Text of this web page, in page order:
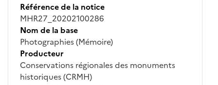
Référence de la notice
MHR27_20202100286
Nom de la base
Photographies (Mémoire)
Producteur
Conservations régionales des monuments
historiques (CRMH)